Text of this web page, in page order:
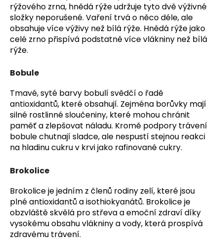
rýžového zrna, hnědá rýže udržuje tyto dvě výživné
složky neporušené. Vaření trvá o něco déle, ale
obsahuje více výživy než bílá rýže. Hnědá rýže jako
celé zrno přispívá podstatně více vlákniny než bílá
rýže.
Bobule
Tmavé, syté barvy bobulí svědčí o řadě
antioxidantů, které obsahují. Zejména borůvky mají
silné rostlinné sloučeniny, které mohou chránit
paměť a zlepšovat náladu. Kromě podpory trávení
bobule chutnají sladce, ale nespustí stejnou reakci
na hladinu cukru v krvi jako rafinované cukry.
Brokolice
Brokolice je jedním z členů rodiny zelí, které jsou
plné antioxidantů a isothiokyanátů. Brokolice je
obzvláště skvělá pro střeva a emoční zdraví díky
vysokému obsahu vlákniny a vody, která prospívá
zdravému trávení.